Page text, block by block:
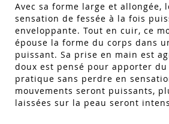
Avec sa forme large et allongée,
sensation de fessée à la fois
enveloppante. Tout en cuir, ce
épouse la forme du corps dans
puissant. Sa prise en main est
doux est pensé pour apporter du
pratique sans perdre en
mouvements seront puissants,
laissées sur la peau seront